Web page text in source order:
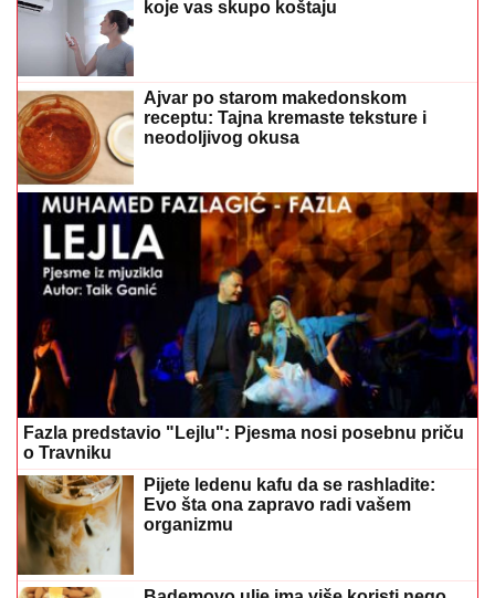
Fazla predstavio "Lejlu": Pjesma nosi posebnu priču
o Travniku
Pijete ledenu kafu da se rashladite:
Evo šta ona zapravo radi vašem
organizmu
Bademovo ulje ima više koristi nego
što mislite